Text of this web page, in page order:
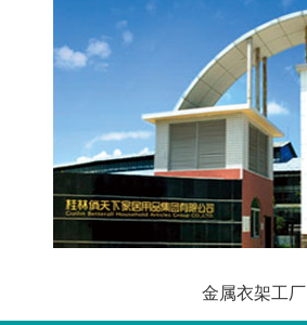
金属衣架工厂